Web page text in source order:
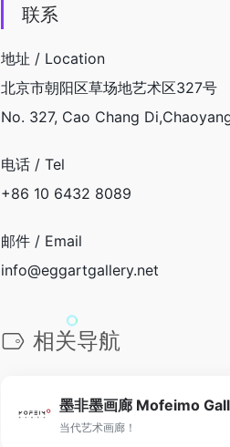
联系
地址 / Location
北京市朝阳区草场地艺术区327号
No. 327, Cao Chang
电话 / Tel
+86 10 6432 8089
邮件 / Email
info@eggartgallery.net
相关导航
墨非墨画廊 Mofeimo
当代艺术画廊！